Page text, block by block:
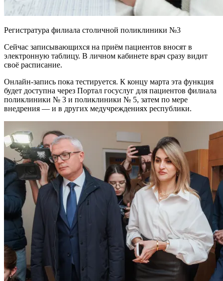
Регистратура филиала столичной поликлиники №3
Сейчас записывающихся на приём пациентов вносят в
электронную таблицу. В личном кабинете врач сразу видит
своё расписание.
Онлайн-запись пока тестируется. К концу марта эта функция
будет доступна через Портал госуслуг для пациентов филиала
поликлиники № 3 и поликлиники № 5, затем по мере
внедрения — и в других медучреждениях республики.